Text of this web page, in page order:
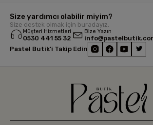
Size yardımcı olabilir miyim?
Size destek olmak için buradayız.
Müşteri Hizmetleri
0530 441 55 32
Bize Yazın
Pastel Butik’i Takip Edin